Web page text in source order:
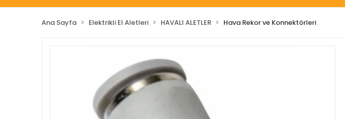
Ana Sayfa Elektrikli El Aletleri HAVALI ALETLER Hava Rekor ve Konnektörleri